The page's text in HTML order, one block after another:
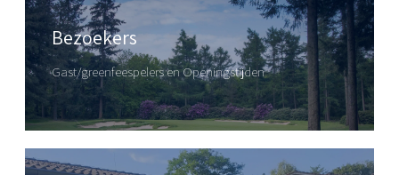
Bezoekers
Gast/greenfeespelers en Openingstijden